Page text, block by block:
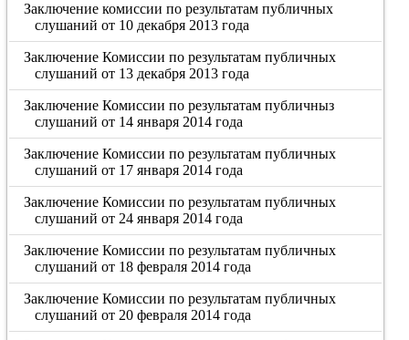
Заключение комиссии по результатам публичных
слушаний от 10 декабря 2013 года
Заключение Комиссии по результатам публичных
слушаний от 13 декабря 2013 года
Заключение Комиссии по результатам публичныз
слушаний от 14 января 2014 года
Заключение Комиссии по результатам публичных
слушаний от 17 января 2014 года
Заключение Комиссии по результатам публичных
слушаний от 24 января 2014 года
Заключение Комиссии по результатам публичных
слушаний от 18 февраля 2014 года
Заключение Комиссии по результатам публичных
слушаний от 20 февраля 2014 года